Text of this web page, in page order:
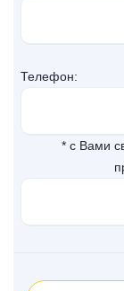
Телефон:
* с Вами